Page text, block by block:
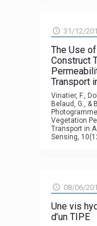
31/12/
The Use
Construct
Transport
Vinatier, F.,
Belaud, G., &
Vegetation
Transport in
Sensing,
08/06/
Une vis
d’un TIPE